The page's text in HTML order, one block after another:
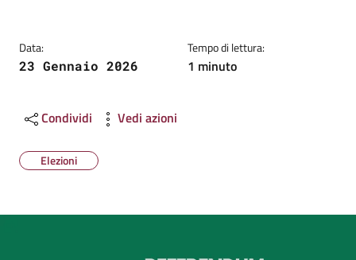
Data:
23 Gennaio 2026
Tempo di lettura:
1 minuto
Condividi Vedi azioni
Elezioni